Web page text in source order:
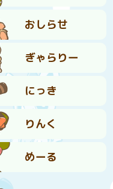
おしらせ
ぎゃらりー
にっき
りんく
めーる